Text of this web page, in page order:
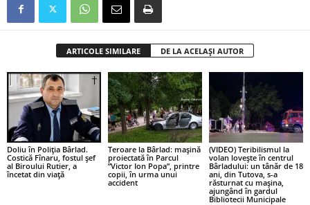
ARTICOLE SIMILARE DE LA ACELAȘI AUTOR
Doliu în Poliția Bârlad.
Costică Fînaru, fostul șef
al Biroului Rutier, a
încetat din viață
Teroare la Bârlad: mașină
proiectată în Parcul
”Victor Ion Popa”, printre
copii, în urma unui
accident
(VIDEO) Teribilismul la
volan lovește în centrul
Bârladului: un tânăr de 18
ani, din Tutova, s-a
răsturnat cu mașina,
ajungând în gardul
Bibliotecii Municipale